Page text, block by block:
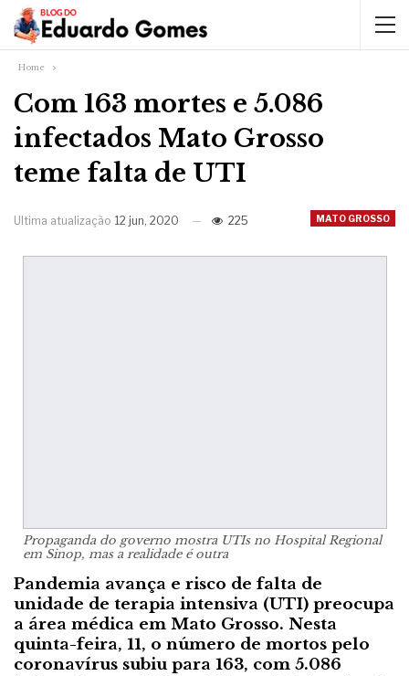
Home
Com 163 mortes e 5.086
infectados Mato Grosso
teme falta de UTI
MATO GROSSO
Ultima atualização 12 jun, 2020 225
Propaganda do governo mostra UTIs no Hospital Regional
em Sinop, mas a realidade é outra
Pandemia avança e risco de falta de
unidade de terapia intensiva (UTI) preocupa
a área médica em Mato Grosso. Nesta
quinta-feira, 11, o número de mortos pelo
coronavírus subiu para 163, com 5.086